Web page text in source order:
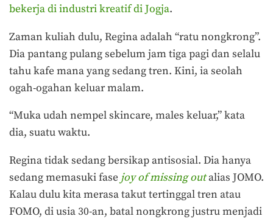
bekerja di industri kreatif di Jogja.
Zaman kuliah dulu, Regina adalah “ratu nongkrong”.
Dia pantang pulang sebelum jam tiga pagi dan selalu
tahu kafe mana yang sedang tren. Kini, ia seolah
ogah-ogahan keluar malam.
“Muka udah nempel skincare, males keluar,” kata
dia, suatu waktu.
Regina tidak sedang bersikap antisosial. Dia hanya
sedang memasuki fase joy of missing outalias JOMO.
Kalau dulu kita merasa takut tertinggal tren atau
FOMO, di usia 30-an, batal nongkrong justru menjadi